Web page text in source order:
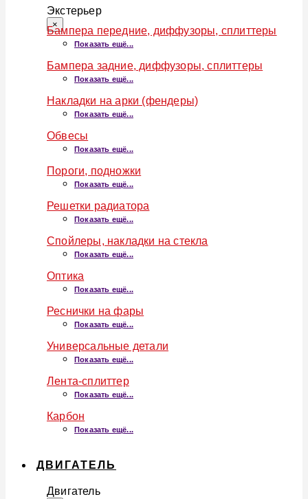
Экстерьер
×
Бампера передние, диффузоры, сплиттеры
Показать ещё...
Бампера задние, диффузоры, сплиттеры
Показать ещё...
Накладки на арки (фендеры)
Показать ещё...
Обвесы
Показать ещё...
Пороги, подножки
Показать ещё...
Решетки радиатора
Показать ещё...
Спойлеры, накладки на стекла
Показать ещё...
Оптика
Показать ещё...
Реснички на фары
Показать ещё...
Универсальные детали
Показать ещё...
Лента-сплиттер
Показать ещё...
Карбон
Показать ещё...
ДВИГАТЕЛЬ
Двигатель